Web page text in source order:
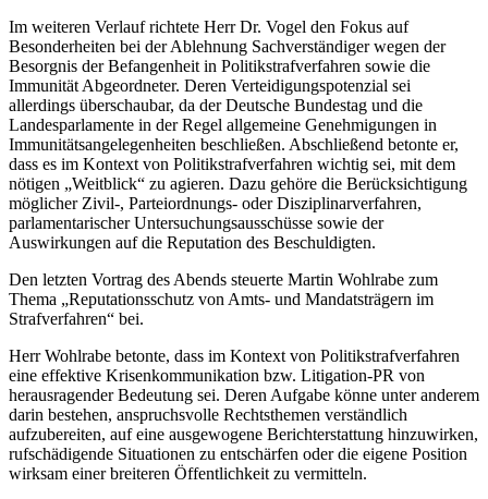
Im weiteren Verlauf richtete Herr Dr. Vogel den Fokus auf
Besonderheiten bei der Ablehnung Sachverständiger wegen der
Besorgnis der Befangenheit in Politikstrafverfahren sowie die
Immunität Abgeordneter. Deren Verteidigungspotenzial sei
allerdings überschaubar, da der Deutsche Bundestag und die
Landesparlamente in der Regel allgemeine Genehmigungen in
Immunitätsangelegenheiten beschließen. Abschließend betonte er,
dass es im Kontext von Politikstrafverfahren wichtig sei, mit dem
nötigen „Weitblick“ zu agieren. Dazu gehöre die Berücksichtigung
möglicher Zivil-, Parteiordnungs- oder Disziplinarverfahren,
parlamentarischer Untersuchungsausschüsse sowie der
Auswirkungen auf die Reputation des Beschuldigten.
Den letzten Vortrag des Abends steuerte Martin Wohlrabe zum
Thema „Reputationsschutz von Amts- und Mandatsträgern im
Strafverfahren“ bei.
Herr Wohlrabe betonte, dass im Kontext von Politikstrafverfahren
eine effektive Krisenkommunikation bzw. Litigation-PR von
herausragender Bedeutung sei. Deren Aufgabe könne unter anderem
darin bestehen, anspruchsvolle Rechtsthemen verständlich
aufzubereiten, auf eine ausgewogene Berichterstattung hinzuwirken,
rufschädigende Situationen zu entschärfen oder die eigene Position
wirksam einer breiteren Öffentlichkeit zu vermitteln.